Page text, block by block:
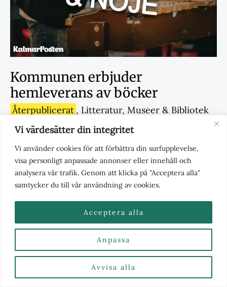
Vi värdesätter din integritet
Vi använder cookies för att förbättra din surfupplevelse,
visa personligt anpassade annonser eller innehåll och
analysera vår trafik. Genom att klicka på "Acceptera alla"
samtycker du till vår användning av cookies.
Anpassa
Avvisa alla
Acceptera alla
Kommunen erbjuder
hemleverans av böcker
Återpublicerat , Litteratur, Museer & Bibliotek
/ Av Redaktionen / mars 24, 2020
Artikeln publicerades 24 mars 2020 Kommunen
erbjuder hemleverans av böcker Från och med 1 april
kommer biblioteken i Mörbylånga kommun att erbjuda
personer över 70 år, eller de som tillhör en riskgrupp,
biblioteket. För att nyttja erbjudandet kontaktar man
biblioteken och berättar vad man vill låna. Böckerna
levereras